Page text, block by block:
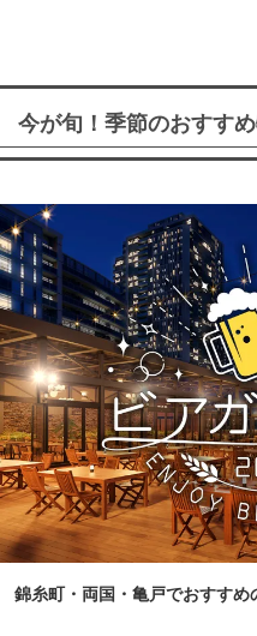
今が旬！季節のおすす
錦糸町・両国・亀戸でおすす